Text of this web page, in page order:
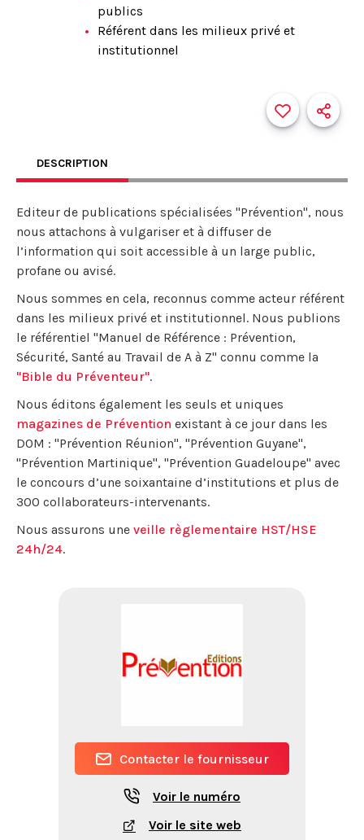
publics
Référent dans les milieux privé et
institutionnel
DESCRIPTION
Editeur de publications spécialisées "Prévention", nous
nous attachons à vulgariser et à diffuser de
l’information qui soit accessible à un large public,
profane ou avisé.
Nous sommes en cela, reconnus comme acteur référent
dans les milieux privé et institutionnel. Nous publions
le référentiel "Manuel de Référence : Prévention,
Sécurité, Santé au Travail de A à Z" connu comme la
"Bible du Préventeur".
Nous éditons également les seuls et uniques
magazines de Prévention existant à ce jour dans les
DOM : "Prévention Réunion", "Prévention Guyane",
"Prévention Martinique", "Prévention Guadeloupe" avec
le concours d’une soixantaine d’institutions et plus de
300 collaborateurs-intervenants.
Nous assurons une veille règlementaire HST/HSE
24h/24.
Contacter le fournisseur
Voir le numéro
Voir le site web